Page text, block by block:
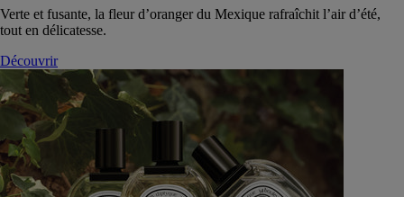
Verte et fusante, la fleur d’oranger du Mexique rafraîchit l’air d’été,
tout en délicatesse.
Découvrir